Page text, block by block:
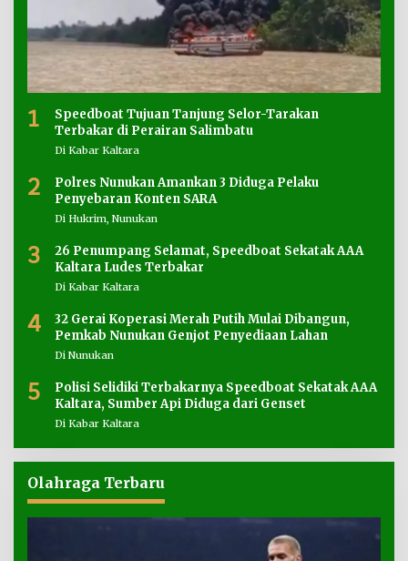
1
Speedboat Tujuan Tanjung Selor-Tarakan
Terbakar di Perairan Salimbatu
Di Kabar Kaltara
2
Polres Nunukan Amankan 3 Diduga Pelaku
Penyebaran Konten SARA
Di Hukrim, Nunukan
3
26 Penumpang Selamat, Speedboat Sekatak AAA
Kaltara Ludes Terbakar
Di Kabar Kaltara
4
32 Gerai Koperasi Merah Putih Mulai Dibangun,
Pemkab Nunukan Genjot Penyediaan Lahan
Di Nunukan
5
Polisi Selidiki Terbakarnya Speedboat Sekatak AAA
Kaltara, Sumber Api Diduga dari Genset
Di Kabar Kaltara
Olahraga Terbaru